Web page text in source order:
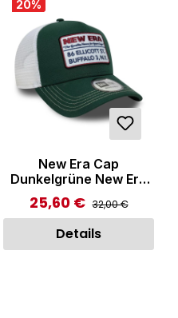
20%
New Era Cap
Dunkelgrüne New Era
Vintage 9FORTY A-
Frame Trucker Cap
Verkaufspreis:
25,60 € Regulärer Preis:
32,00 €
Details